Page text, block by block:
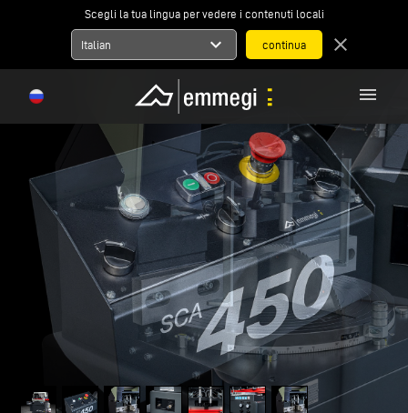
Scegli la tua lingua per vedere i contenuti locali
Italian expand_more close
menu